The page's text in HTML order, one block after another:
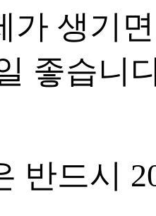
가 생기
좋습니
반드시